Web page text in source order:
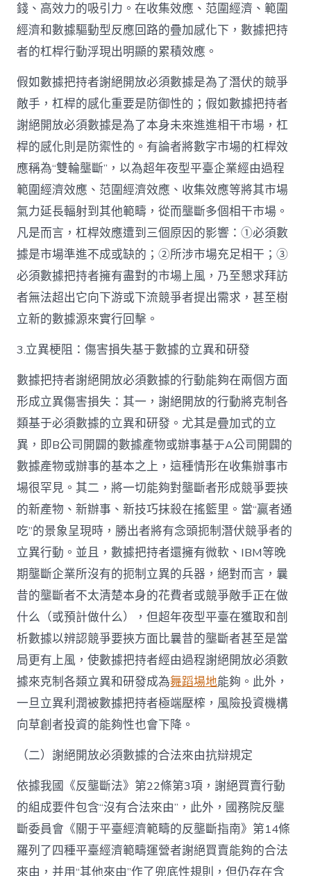
錢、高效力的吸引力。在收集效應、范圍經濟、範圍
經濟和數據驅動型反應回路的疊加感化下，數據把持
者的杠桿行動浮現出明顯的累積效應。
假如數據把持者謝絕開放必須數據是為了潛伏的競爭
敵手，杠桿的感化重要是防御性的；假如數據把持者
謝絕開放必須數據是為了本身未來進進相干市場，杠
桿的感化則是防禦性的。有論者將數字市場的杠桿效
應稱為“雙輪壟斷”，以為超年夜型平臺企業經由過程
範圍經濟效應、范圍經濟效應、收集效應等將其市場
氣力延長輻射到其他範疇，從而壟斷多個相干市場。
凡是而言，杠桿效應遭到三個原因的影響：①必須數
據是市場準進不成或缺的；②所涉市場充足相干；③
必須數據把持者擁有盡對的市場上風，乃至懇求拜訪
者無法超出它向下游或下流競爭者提出需求，甚至樹
立新的數據源來實行回擊。
3.立異梗阻：傷害損失基于數據的立異和研發
數據把持者謝絕開放必須數據的行動能夠在兩個方面
形成立異傷害損失：其一，謝絕開放的行動將克制各
類基于必須數據的立異和研發。尤其是疊加式的立
異，即B公司開闢的數據產物或辦事基于A公司開闢的
數據產物或辦事的基本之上，這種情形在收集辦事市
場很罕見。其二，將一切能夠對壟斷者形成競爭要挾
的新產物、新辦事、新技巧抹殺在搖籃里。當“贏者通
吃”的景象呈現時，勝出者將有念頭扼制潛伏競爭者的
立異行動。並且，數據把持者還擁有微軟、IBM等晚
期壟斷企業所沒有的扼制立異的兵器，絕對而言，曩
昔的壟斷者不太清楚本身的花費者或競爭敵手正在做
什么（或預計做什么），但超年夜型平臺在獲取和剖
析數據以辨認競爭要挾方面比曩昔的壟斷者甚至是當
局更有上風，使數據把持者經由過程謝絕開放必須數
據來克制各類立異和研發成為舞蹈場地能夠。此外，
一旦立異利潤被數據把持者極端壓榨，風險投資機構
向草創者投資的能夠性也會下降。
（二）謝絕開放必須數據的合法來由抗辯規定
依據我國《反壟斷法》第22條第3項，謝絕買賣行動
的組成要件包含“沒有合法來由”，此外，國務院反壟
斷委員會《關于平臺經濟範疇的反壟斷指南》第14條
羅列了四種平臺經濟範疇運營者謝絕買賣能夠的合法
來由，并用“其他來由”作了兜底性規則，但仍存在含